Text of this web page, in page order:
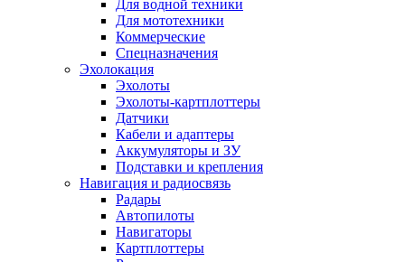
Для водной техники
Для мототехники
Коммерческие
Спецназначения
Эхолокация
Эхолоты
Эхолоты-картплоттеры
Датчики
Кабели и адаптеры
Аккумуляторы и ЗУ
Подставки и крепления
Навигация и радиосвязь
Радары
Автопилоты
Навигаторы
Картплоттеры